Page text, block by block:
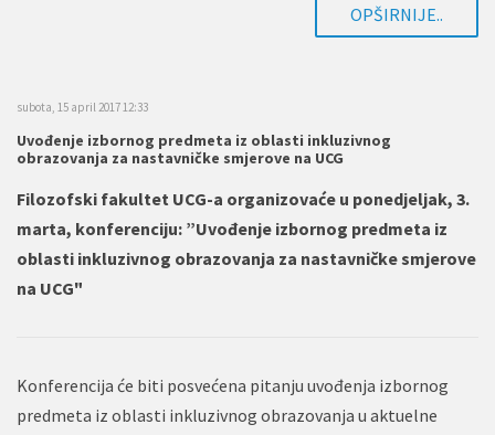
OPŠIRNIJE..
subota, 15 april 2017 12:33
Uvođenje izbornog predmeta iz oblasti inkluzivnog
obrazovanja za nastavničke smjerove na UCG
Filozofski fakultet UCG-a organizovaće u ponedjeljak, 3.
marta, konferenciju: ”Uvođenje izbornog predmeta iz
oblasti inkluzivnog obrazovanja za nastavničke smjerove
na UCG"
Konferencija će biti posvećena pitanju uvođenja izbornog
predmeta iz oblasti inkluzivnog obrazovanja u aktuelne